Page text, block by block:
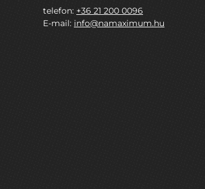
telefon: +36 21 200 0096
E-mail: info@namaximum.hu